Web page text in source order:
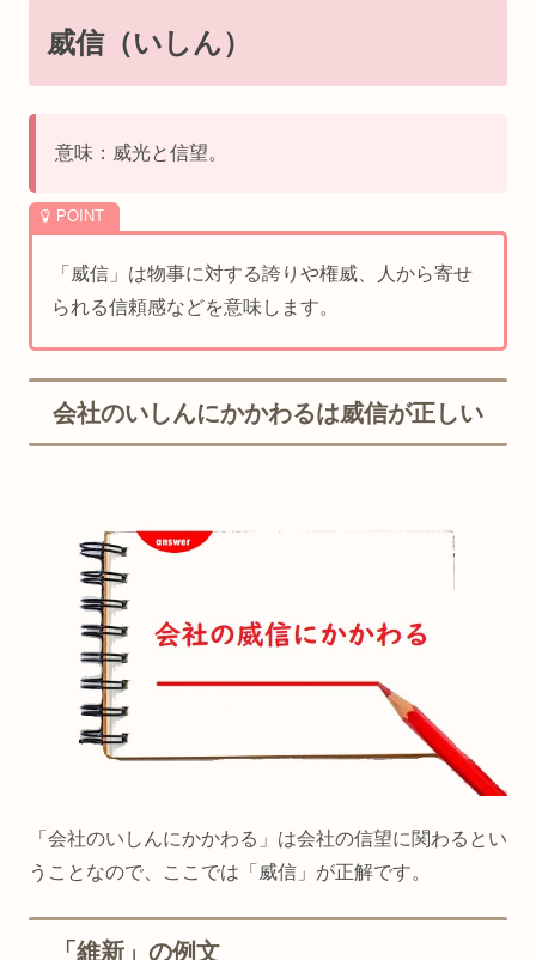
威信（いしん）
意味：威光と信望。
「威信」は物事に対する誇りや権威、人から寄せ
られる信頼感などを意味します。
会社のいしんにかかわるは威信が正しい
「会社のいしんにかかわる」は会社の信望に関わるとい
うことなので、ここでは「威信」が正解です。
「維新」の例文